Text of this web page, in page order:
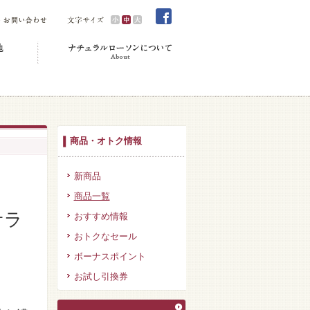
商品・オトク情報
新商品
商品一覧
おすすめ情報
おトクなセール
ボーナスポイント
お試し引換券